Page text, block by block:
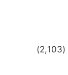
(2,103)